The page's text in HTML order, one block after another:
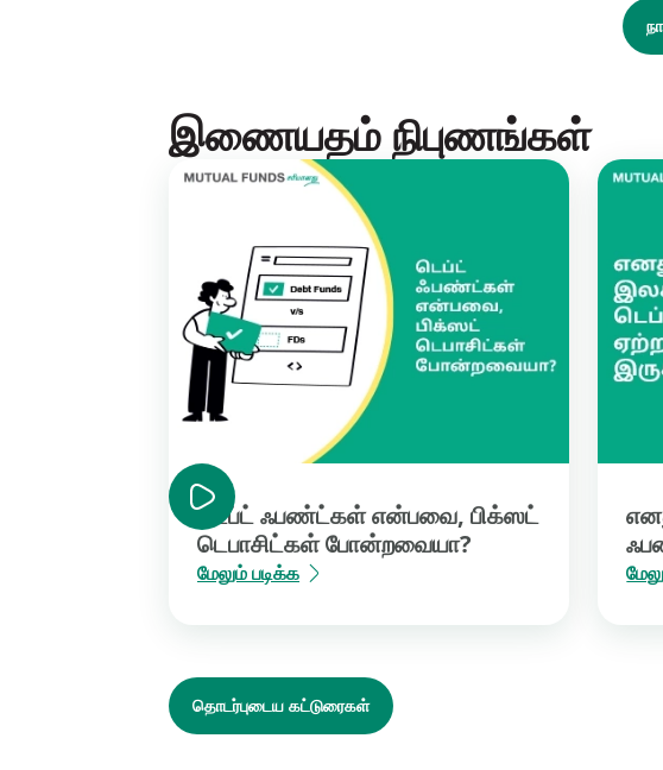
நடுத்தரகால ஃபண்ட்கள் – 3-4 ஆண்டுகள் முதிர்வு
நடுத்தரம் முதல் நீண்டகால ஃபண்ட்கள்- 4-7 ஆண்டுகள்
நீண்டகால ஃபண்ட்கள் - நீண்ட காலகட்டம் கொண்ட கடன்
வங்கி மற்றும் PSU ஃபண்ட்கள் - வங்கிகள், PSUகள்,
கில்ட் ஃபண்ட்கள் - மாறுபட்ட முதிர்வு காலங்களைக் கொண்ட
10 ஆண்டு சீரான காலகட்டம் கொண்ட கில்ட் ஃபண்ட்கள் - 10
டைனமிக் ஃபண்ட்கள் - பல்வேறு முதிர்வு காலங்களைக் கொண்ட
தரமதிப்பீடுகளுக்கு கீழுள்ள கார்ப்பரேட் பாண்டுகளில் முதலீடு
இணையதம் நிபுணங்கள்
டெப்ட் ஃபண்ட்கள் என்பவை, பிக்ஸட்
டெபாசிட்கள் போன்றவையா?
மேலும் படிக்க
தொடர்புடைய கட்டுரைகள்